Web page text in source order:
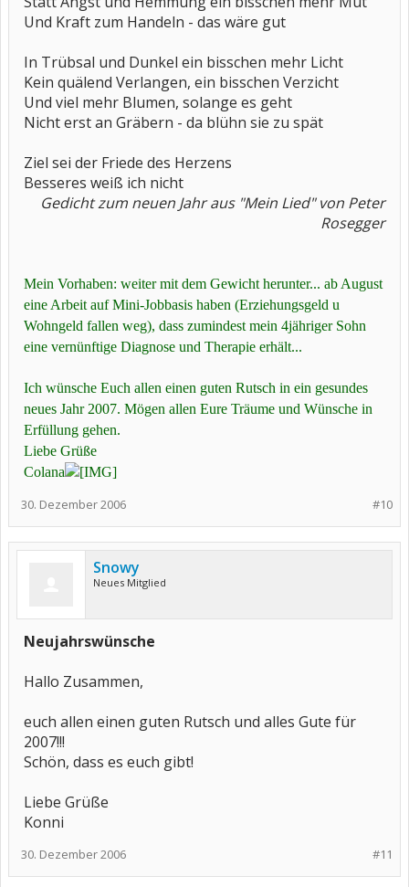
Und Kraft zum Handeln - das wäre gut
In Trübsal und Dunkel ein bisschen mehr Licht
Kein quälend Verlangen, ein bisschen Verzicht
Und viel mehr Blumen, solange es geht
Nicht erst an Gräbern - da blühn sie zu spät
Ziel sei der Friede des Herzens
Besseres weiß ich nicht
Gedicht zum neuen Jahr aus "Mein Lied" von Peter
Rosegger
Mein Vorhaben: weiter mit dem Gewicht herunter... ab August
eine Arbeit auf Mini-Jobbasis haben (Erziehungsgeld u
Wohngeld fallen weg), dass zumindest mein 4jähriger Sohn
eine vernünftige Diagnose und Therapie erhält...
Ich wünsche Euch allen einen guten Rutsch in ein gesundes
neues Jahr 2007. Mögen allen Eure Träume und Wünsche in
Erfüllung gehen.
Liebe Grüße
Colana
#10
30. Dezember 2006
Snowy
Neues Mitglied
Neujahrswünsche
Hallo Zusammen,
euch allen einen guten Rutsch und alles Gute für
2007!!!
Schön, dass es euch gibt!
Liebe Grüße
Konni
#11
30. Dezember 2006